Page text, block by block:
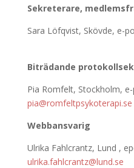
Sekreterare,
Sara Löfqvist, Skövde, e-
Biträdande
Pia Romfelt, Stockholm,
pia@romfeltpsykoterapi.se
Webbansvarig
Ulrika Fahlcrantz, Lund ,
ulrika.fahlcrantz@lund.se